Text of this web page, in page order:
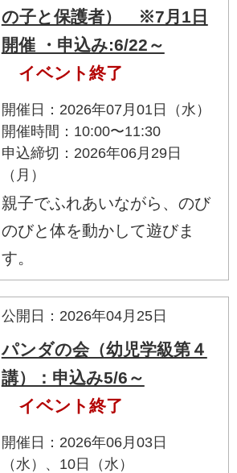
の子と保護者） ※7月1日
開催 ・申込み:6/22～
イベント終了
開催日：2026年07月01日（水）
開催時間：10:00〜11:30
申込締切：2026年06月29日
（月）
親子でふれあいながら、のび
のびと体を動かして遊びま
す。
公開日：2026年04月25日
パンダの会（幼児学級第４
講）：申込み5/6～
イベント終了
開催日：2026年06月03日
（水）、10日（水）